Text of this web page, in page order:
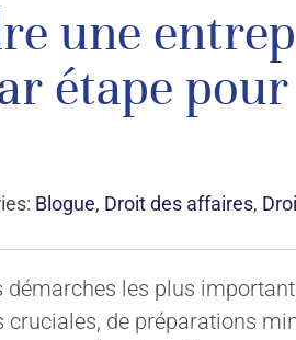
une
étape
Blogue, Droit des affaires,
démarches les plus
de préparations